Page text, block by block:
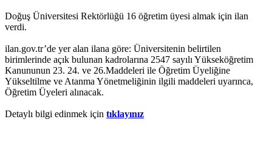
Doğuş Üniversitesi Rektörlüğü 16 öğretim üyesi almak için ilan
verdi.
ilan.gov.tr’de yer alan ilana göre: Üniversitenin belirtilen
birimlerinde açık bulunan kadrolarına 2547 sayılı Yükseköğretim
Kanununun 23. 24. ve 26.Maddeleri ile Öğretim Üyeliğine
Yükseltilme ve Atanma Yönetmeliğinin ilgili maddeleri uyarınca,
Öğretim Üyeleri alınacak.
Detaylı bilgi edinmek için tıklayınız